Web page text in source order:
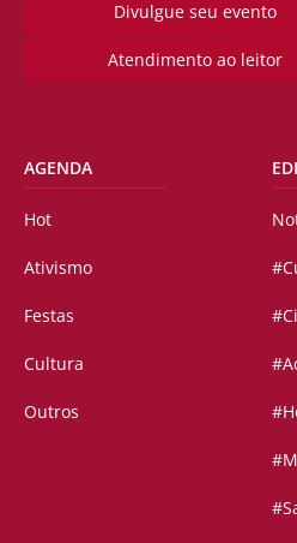
Divulgue seu evento
Atendimento ao leitor
AGENDA
Hot
Ativismo
Festas
Cultura
Outros